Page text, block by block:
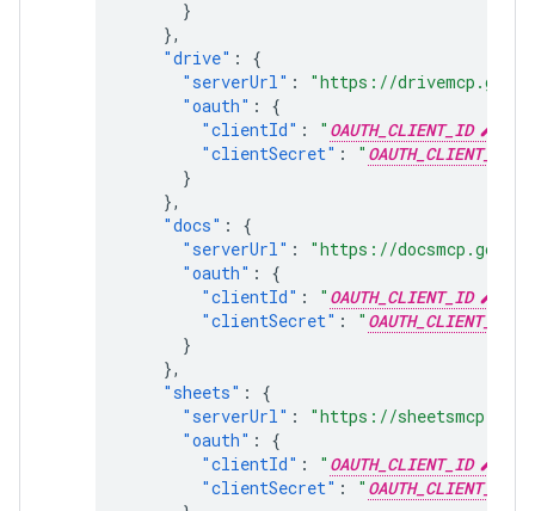
}
},
"drive" :
{
"serverUrl" :
"https://
"oauth" :
{
"clientId" : " OAUTH_CLIENT_ID
"clientSecret" : "
}
},
"docs" :
{
"serverUrl" :
"https://
"oauth" :
{
"clientId" : " OAUTH_CLIENT_ID
"clientSecret" : "
}
},
"sheets" :
{
"serverUrl" :
"https://
"oauth" :
{
"clientId" : " OAUTH_CLIENT_ID
"clientSecret" : "